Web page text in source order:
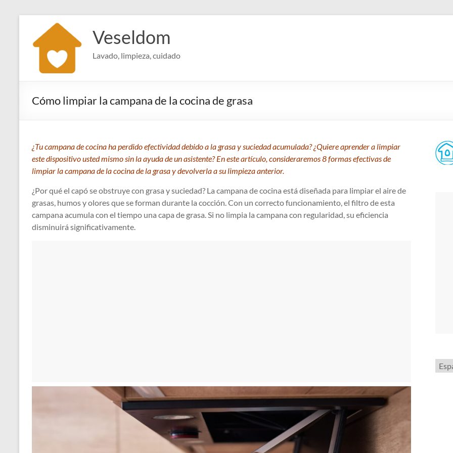
contenido
Veseldom
Lavado, limpieza, cuidado
Cómo limpiar la campana de la cocina de grasa
¿Tu campana de cocina ha perdido efectividad debido a la grasa y suciedad acumulada? ¿Quiere aprender a limpiar
este dispositivo usted mismo sin la ayuda de un asistente? En este artículo, consideraremos 8 formas efectivas de
limpiar la campana de la cocina de la grasa y devolverla a su limpieza anterior.
¿Por qué el capó se obstruye con grasa y suciedad? La campana de cocina está diseñada para limpiar el aire de
grasas, humos y olores que se forman durante la cocción. Con un correcto funcionamiento, el filtro de esta
campana acumula con el tiempo una capa de grasa. Si no limpia la campana con regularidad, su eficiencia
disminuirá significativamente.
un